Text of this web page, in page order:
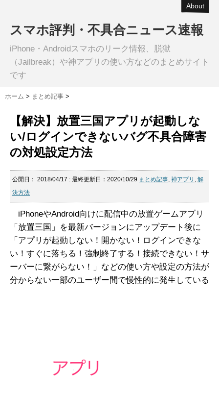
About
スマホ評判・不具合ニュース速報
iPhone・Androidスマホのリーク情報、脱獄
（Jailbreak）や神アプリの使い方などのまとめサイト
です
ホーム > まとめ記事 >
【解決】放置三国アプリが起動しな
い/ログインできないバグ不具合障害
の対処設定方法
公開日： 2018/04/17 : 最終更新日：2020/10/29 まとめ記事, 神アプリ , 解
決方法
iPhoneやAndroid向けに配信中の放置ゲームアプリ
「放置三国」を最新バージョンにアップデート後に
「アプリが起動しない！開かない！ログインできな
い！すぐに落ちる！強制終了する！接続できない！サ
ーバーに繋がらない！」などの使い方や設定の方法が
分からない一部のユーザー間で慢性的に発生している